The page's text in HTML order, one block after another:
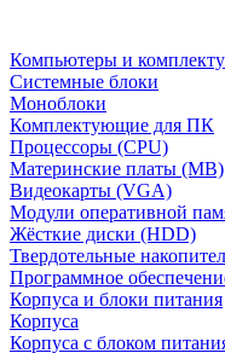
Компьютеры и
Системные блоки
Моноблоки
Комплектующие для ПК
Процессоры (CPU)
Материнские платы (MB)
Видеокарты (VGA)
Модули оперативной
Жёсткие диски (HDD)
Твердотельные
Программное
Корпуса и блоки питания
Корпуса
Корпуса с блоком